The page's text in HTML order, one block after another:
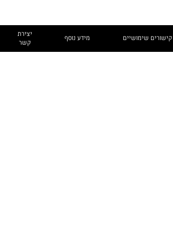
קישורים שימושיים מידע נוסף
יצירת
קשר